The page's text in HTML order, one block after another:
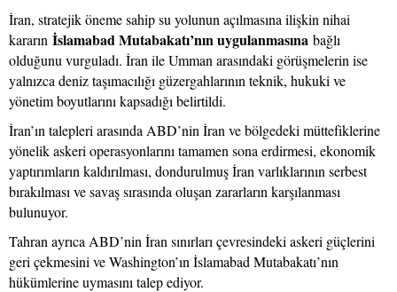
İran, stratejik öneme sahip su yolunun açılmasına ilişkin nihai
kararın İslamabad Mutabakatı’nın uygulanmasına bağlı
olduğunu vurguladı. İran ile Umman arasındaki görüşmelerin ise
yalnızca deniz taşımacılığı güzergahlarının teknik, hukuki ve
yönetim boyutlarını kapsadığı belirtildi.
İran’ın talepleri arasında ABD’nin İran ve bölgedeki müttefiklerine
yönelik askeri operasyonlarını tamamen sona erdirmesi, ekonomik
yaptırımların kaldırılması, dondurulmuş İran varlıklarının serbest
bırakılması ve savaş sırasında oluşan zararların karşılanması
bulunuyor.
Tahran ayrıca ABD’nin İran sınırları çevresindeki askeri güçlerini
geri çekmesini ve Washington’ın İslamabad Mutabakatı’nın
hükümlerine uymasını talep ediyor.